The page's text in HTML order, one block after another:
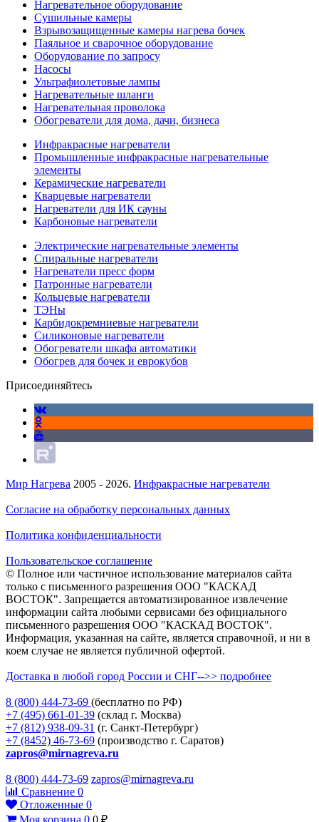
Нагревательное оборудование
Сушильные камеры
Взрывозащищенные камеры нагрева бочек
Паяльное и сварочное оборудование
Оборудование по запросу
Насосы
Ультрафиолетовые лампы
Нагревательные шланги
Нагревательная проволока
Обогреватели для дома, дачи, бизнеса
Инфракрасные нагреватели
Промышленные инфракрасные нагревательные
элементы
Керамические нагреватели
Кварцевые нагреватели
Нагреватели для ИК сауны
Карбоновые нагреватели
Электрические нагревательные элементы
Спиральные нагреватели
Нагреватели пресс форм
Патронные нагреватели
Кольцевые нагреватели
ТЭНы
Карбидокремниевые нагреватели
Силиконовые нагреватели
Обогреватели шкафа автоматики
Обогрев для бочек и еврокубов
Присоединяйтесь
Мир Нагрева 2005 - 2026. Инфракрасные нагреватели
Согласие на обработку персональных данных
Политика конфиденциальности
Пользовательское соглашение
© Полное или частичное использование материалов сайта
только с письменного разрешения ООО "КАСКАД
ВОСТОК". Запрещается автоматизированное извлечение
информации сайта любыми сервисами без официального
письменного разрешения ООО "КАСКАД ВОСТОК".
Информация, указанная на сайте, является справочной, и ни в
коем случае не является публичной офертой.
Доставка в любой город России и СНГ-->> подробнее
8 (800) 444-73-69 (бесплатно по РФ)
+7 (495) 661-01-39 (склад г. Москва)
+7 (812) 938-09-31 (г. Санкт-Петербург)
+7 (8452) 46-73-69 (производство г. Саратов)
zapros@mirnagreva.ru
8 (800) 444-73-69 zapros@mirnagreva.ru
Сравнение 0
Отложенные 0